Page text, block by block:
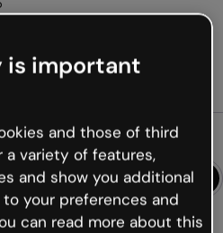
formatos
is important
and those of third
a variety of features,
and show you additional
your preferences and
can read more about this